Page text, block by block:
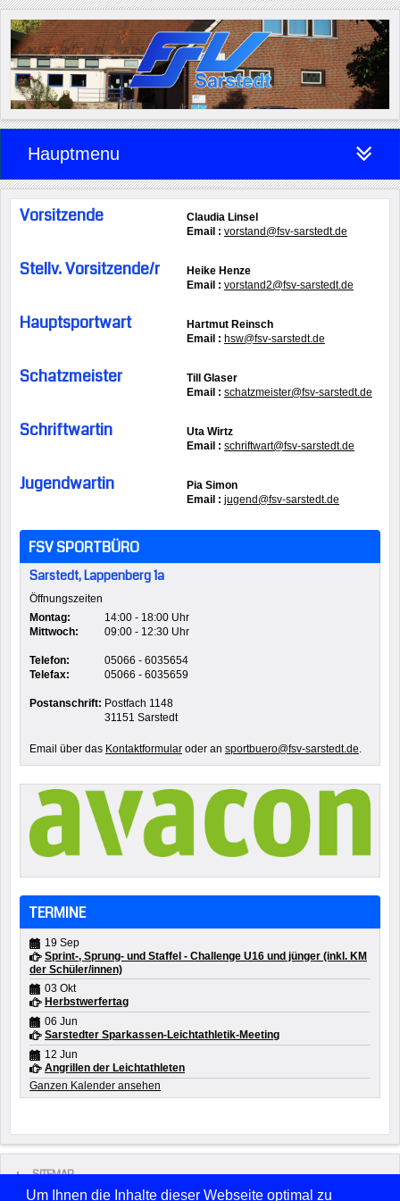
Um Ihnen die Inhalte dieser Webseite optimal zu
Hauptmenu
Vorsitzende
Claudia Linsel
Email : vorstand@fsv-sarstedt.de
Stellv. Vorsitzende/r
Heike Henze
Email : vorstand2@fsv-sarstedt.de
Hauptsportwart
Hartmut Reinsch
Email : hsw@fsv-sarstedt.de
Schatzmeister
Till Glaser
Email : schatzmeister@fsv-sarstedt.de
Schriftwartin
Uta Wirtz
Email : schriftwart@fsv-sarstedt.de
Jugendwartin
Pia Simon
Email : jugend@fsv-sarstedt.de
FSV SPORTBÜRO
Sarstedt, Lappenberg 1a
Öffnungszeiten
Montag:
14:00 - 18:00 Uhr
Mittwoch:
09:00 - 12:30 Uhr
Telefon:
05066 - 6035654
Telefax:
05066 - 6035659
Postanschrift: Postfach 1148
31151 Sarstedt
Email über das Kontaktformular oder an sportbuero@fsv-sarstedt.de.
TERMINE
19 Sep
Sprint-, Sprung- und Staffel - Challenge U16 und jünger (inkl. KM
der Schüler/innen)
03 Okt
Herbstwerfertag
06 Jun
Sarstedter Sparkassen-Leichtathletik-Meeting
12 Jun
Angrillen der Leichtathleten
Ganzen Kalender ansehen
SITEMAP